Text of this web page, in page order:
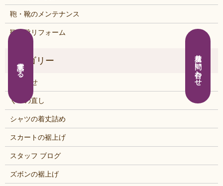
鞄・靴のメンテナンス
鞄・靴リフォーム
お知らせ
くつの直し
シャツの着丈詰め
スカートの裾上げ
スタッフ ブログ
ズボンの裾上げ
電話する 見積り問い合わせ